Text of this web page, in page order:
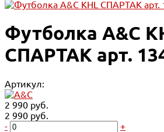
Футболка A&C
СПАРТАК арт.
Артикул:
2 990 руб.
2 990 руб.
-
+